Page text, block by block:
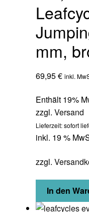
mm,
69,95€ inkl.
Enthält 19%
zzgl. Versand
Lieferzeit: sofort
inkl. 19 %
zzgl.
In den